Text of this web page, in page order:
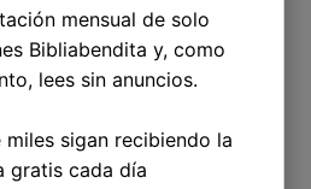
la edad de Abrán?
mensual de solo
Bibliabendita y, como
lees sin anuncios.
miles sigan recibiendo la
gratis cada día